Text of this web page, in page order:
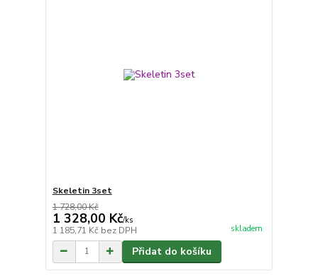
Skeletin 3set
1 728,00 Kč
1 328,00 Kč/ks
1 185,71 Kč bez DPH skladem
Přidat do košíku